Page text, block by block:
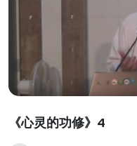
《心灵的功修》4